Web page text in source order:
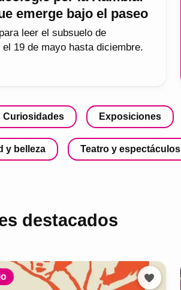
emerge bajo el paseo
leer el subsuelo de
19 de mayo hasta diciembre.
Curiosidades Exposiciones
y belleza Teatro y espectáculos
destacados